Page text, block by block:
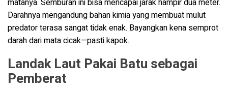
Darahnya mengandung bahan kimia yang membuat mulut
predator terasa sangat tidak enak. Bayangkan kena semprot
darah dari mata cicak—pasti kapok.
Landak Laut Pakai Batu sebagai
Pemberat